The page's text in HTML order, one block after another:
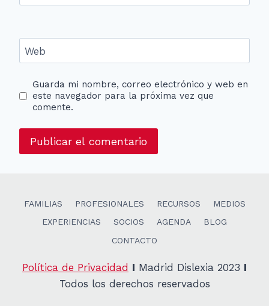
Web
Guarda mi nombre, correo electrónico y web en
este navegador para la próxima vez que
comente.
FAMILIAS PROFESIONALES RECURSOS
MEDIOS
EXPERIENCIAS
SOCIOS AGENDA
BLOG
CONTACTO
Política de Privacidad I Madrid Dislexia 2023 I
Todos los derechos reservados